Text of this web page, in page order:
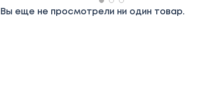
Вы еще не просмотрели ни один товар.